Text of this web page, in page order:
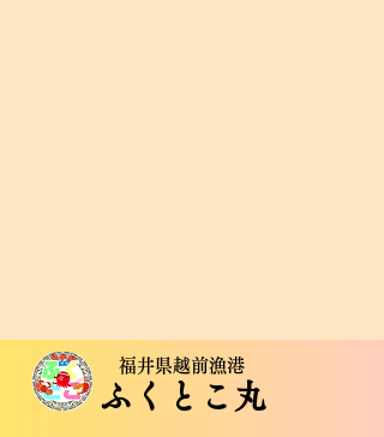
ふくとこ丸
福井県越前漁港